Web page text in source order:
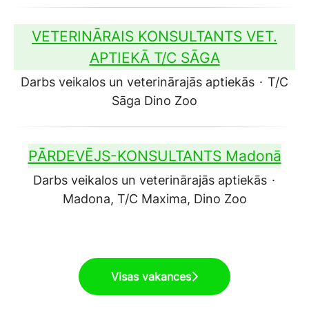
VETERINĀRAIS KONSULTANTS VET.
APTIEKĀ T/C SĀGA
Darbs veikalos un veterinārajās aptiekās · T/C
Sāga Dino Zoo
PĀRDEVĒJS-KONSULTANTS Madonā
Darbs veikalos un veterinārajās aptiekās ·
Madona, T/C Maxima, Dino Zoo
Visas vakances